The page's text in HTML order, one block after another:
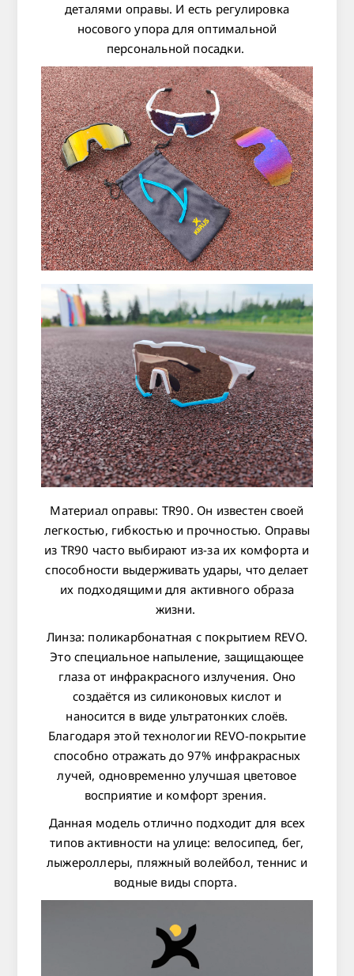
деталями оправы. И есть регулировка
носового упора для оптимальной
персональной посадки.
Материал оправы: TR90. Он известен своей
легкостью, гибкостью и прочностью. Оправы
из TR90 часто выбирают из-за их комфорта и
способности выдерживать удары, что делает
их подходящими для активного образа
жизни.
Линза: поликарбонатная с покрытием REVO.
Это специальное напыление, защищающее
глаза от инфракрасного излучения. Оно
создаётся из силиконовых кислот и
наносится в виде ультратонких слоёв.
Благодаря этой технологии REVO-покрытие
способно отражать до 97% инфракрасных
лучей, одновременно улучшая цветовое
восприятие и комфорт зрения.
Данная модель отлично подходит для всех
типов активности на улице: велосипед, бег,
лыжероллеры, пляжный волейбол, теннис и
водные виды спорта.